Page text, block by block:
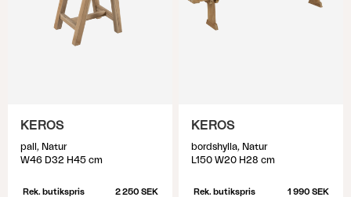
KEROS
pall, Natur
W46 D32 H45 cm
Rek. butikspris 2 250 SEK
KEROS
bordshylla, Natur
L150 W20 H28 cm
Rek. butikspris 1 990 SEK